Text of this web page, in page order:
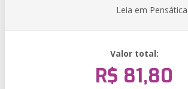
Leia em Pensática
Valor total:
R$ 81,80